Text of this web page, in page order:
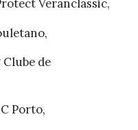
Veranclassic,
de
Porto,